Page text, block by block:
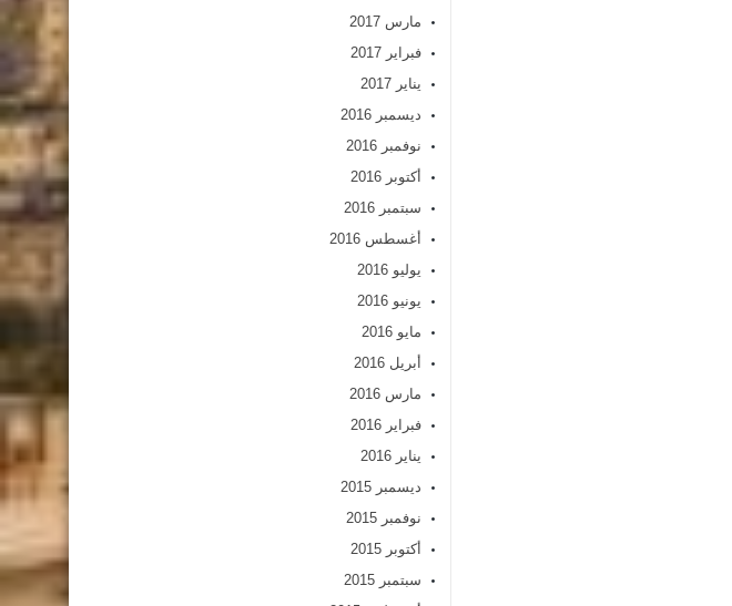
مارس 2017
فبراير 2017
يناير 2017
ديسمبر 2016
نوفمبر 2016
أكتوبر 2016
سبتمبر 2016
أغسطس 2016
يوليو 2016
يونيو 2016
مايو 2016
أبريل 2016
مارس 2016
فبراير 2016
يناير 2016
ديسمبر 2015
نوفمبر 2015
أكتوبر 2015
سبتمبر 2015